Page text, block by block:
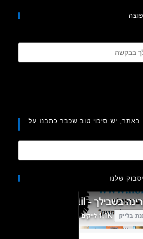
סיכוי טוב שכבר כתבנו על
Escape